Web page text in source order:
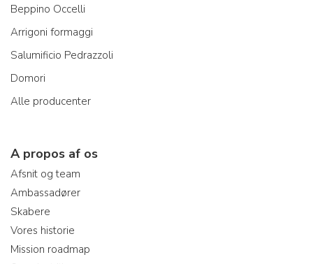
Beppino Occelli
Arrigoni formaggi
Salumificio Pedrazzoli
Domori
Alle producenter
A propos af os
Afsnit og team
Ambassadører
Skabere
Vores historie
Mission roadmap